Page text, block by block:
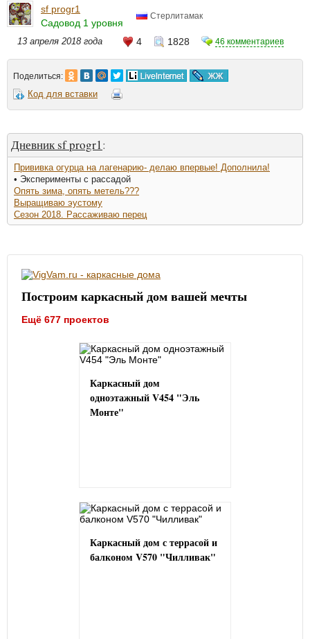
sf progr1
Садовод 1 уровня
Стерлитамак
13 апреля 2018 года 4 1828 46 комментариев
Поделиться:
Код для вставки
Дневник sf progr1:
Прививка огурца на лагенарию- делаю впервые! Дополнила!
• Эксперименты с рассадой
Опять зима, опять метель???
Выращиваю эустому
Сезон 2018. Рассаживаю перец
Построим каркасный дом вашей мечты
Ещё 677 проектов
Каркасный дом
одноэтажный V454 "Эль
Монте"
Каркасный дом с террасой и
балконом V570 "Чилливак"